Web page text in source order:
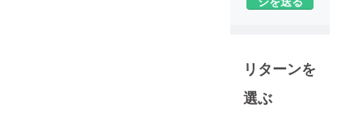
職のため上
カーで30年
勤務しなが
ら、六本木
リターンを
選ぶ